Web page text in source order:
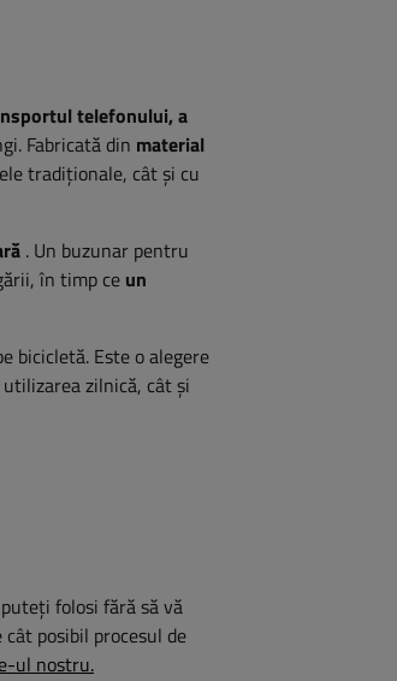
telefonului, a
Fabricată din material
tradiționale, cât și cu
. Un buzunar pentru
în timp ce un
bicicletă. Este o alegere
zilnică, cât și
folosi fără să vă
posibil procesul de
ul nostru.